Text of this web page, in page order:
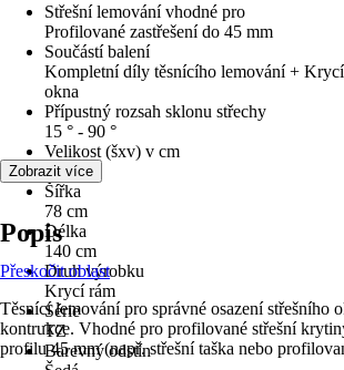
Střešní lemování vhodné pro
Profilované zastřešení do 45 mm
Součástí balení
Kompletní díly těsnícího lemování +
okna
Přípustný rozsah sklonu střechy
15 ° - 90 °
Velikost (šxv) v cm
78x140
Šířka
78 cm
Délka
140 cm
Druh výrobku
Krycí rám
Série
TZ
Barevný odstín
Zobrazit více
Popis
Přeskočit oblast
Těsnící lemování pro správné osazení střešního
kontrukce. Vhodné pro profilované střešní
profilu 45 mm (např. střešní taška nebo